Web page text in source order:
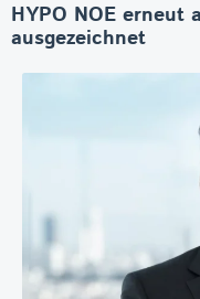
HYPO NOE erneut
ausgezeichnet